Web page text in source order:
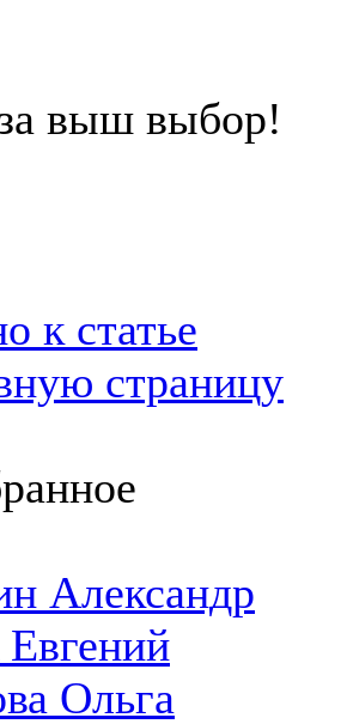
выш выбор!
к статье
страницу
Александр
Евгений
Ольга